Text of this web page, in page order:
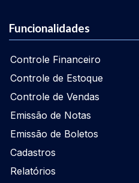
Funcionalidades
Controle Financeiro
Controle de Estoque
Controle de Vendas
Emissão de Notas
Emissão de Boletos
Cadastros
Relatórios